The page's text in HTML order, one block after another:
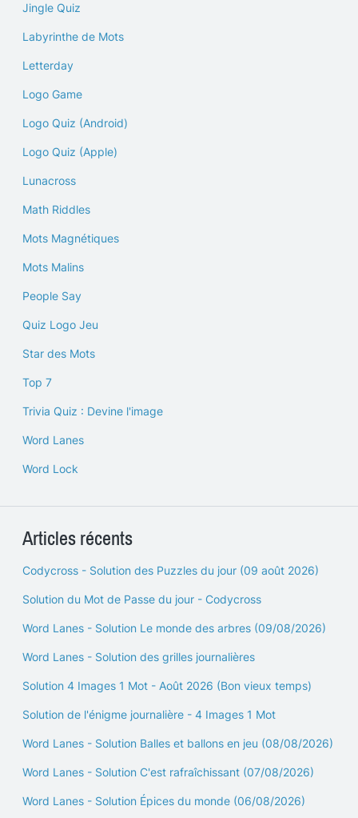
Jingle Quiz
Labyrinthe de Mots
Letterday
Logo Game
Logo Quiz (Android)
Logo Quiz (Apple)
Lunacross
Math Riddles
Mots Magnétiques
Mots Malins
People Say
Quiz Logo Jeu
Star des Mots
Top 7
Trivia Quiz : Devine l'image
Word Lanes
Word Lock
Articles récents
Codycross - Solution des Puzzles du jour (09 août 2026)
Solution du Mot de Passe du jour - Codycross
Word Lanes - Solution Le monde des arbres (09/08/2026)
Word Lanes - Solution des grilles journalières
Solution 4 Images 1 Mot - Août 2026 (Bon vieux temps)
Solution de l'énigme journalière - 4 Images 1 Mot
Word Lanes - Solution Balles et ballons en jeu (08/08/2026)
Word Lanes - Solution C'est rafraîchissant (07/08/2026)
Word Lanes - Solution Épices du monde (06/08/2026)